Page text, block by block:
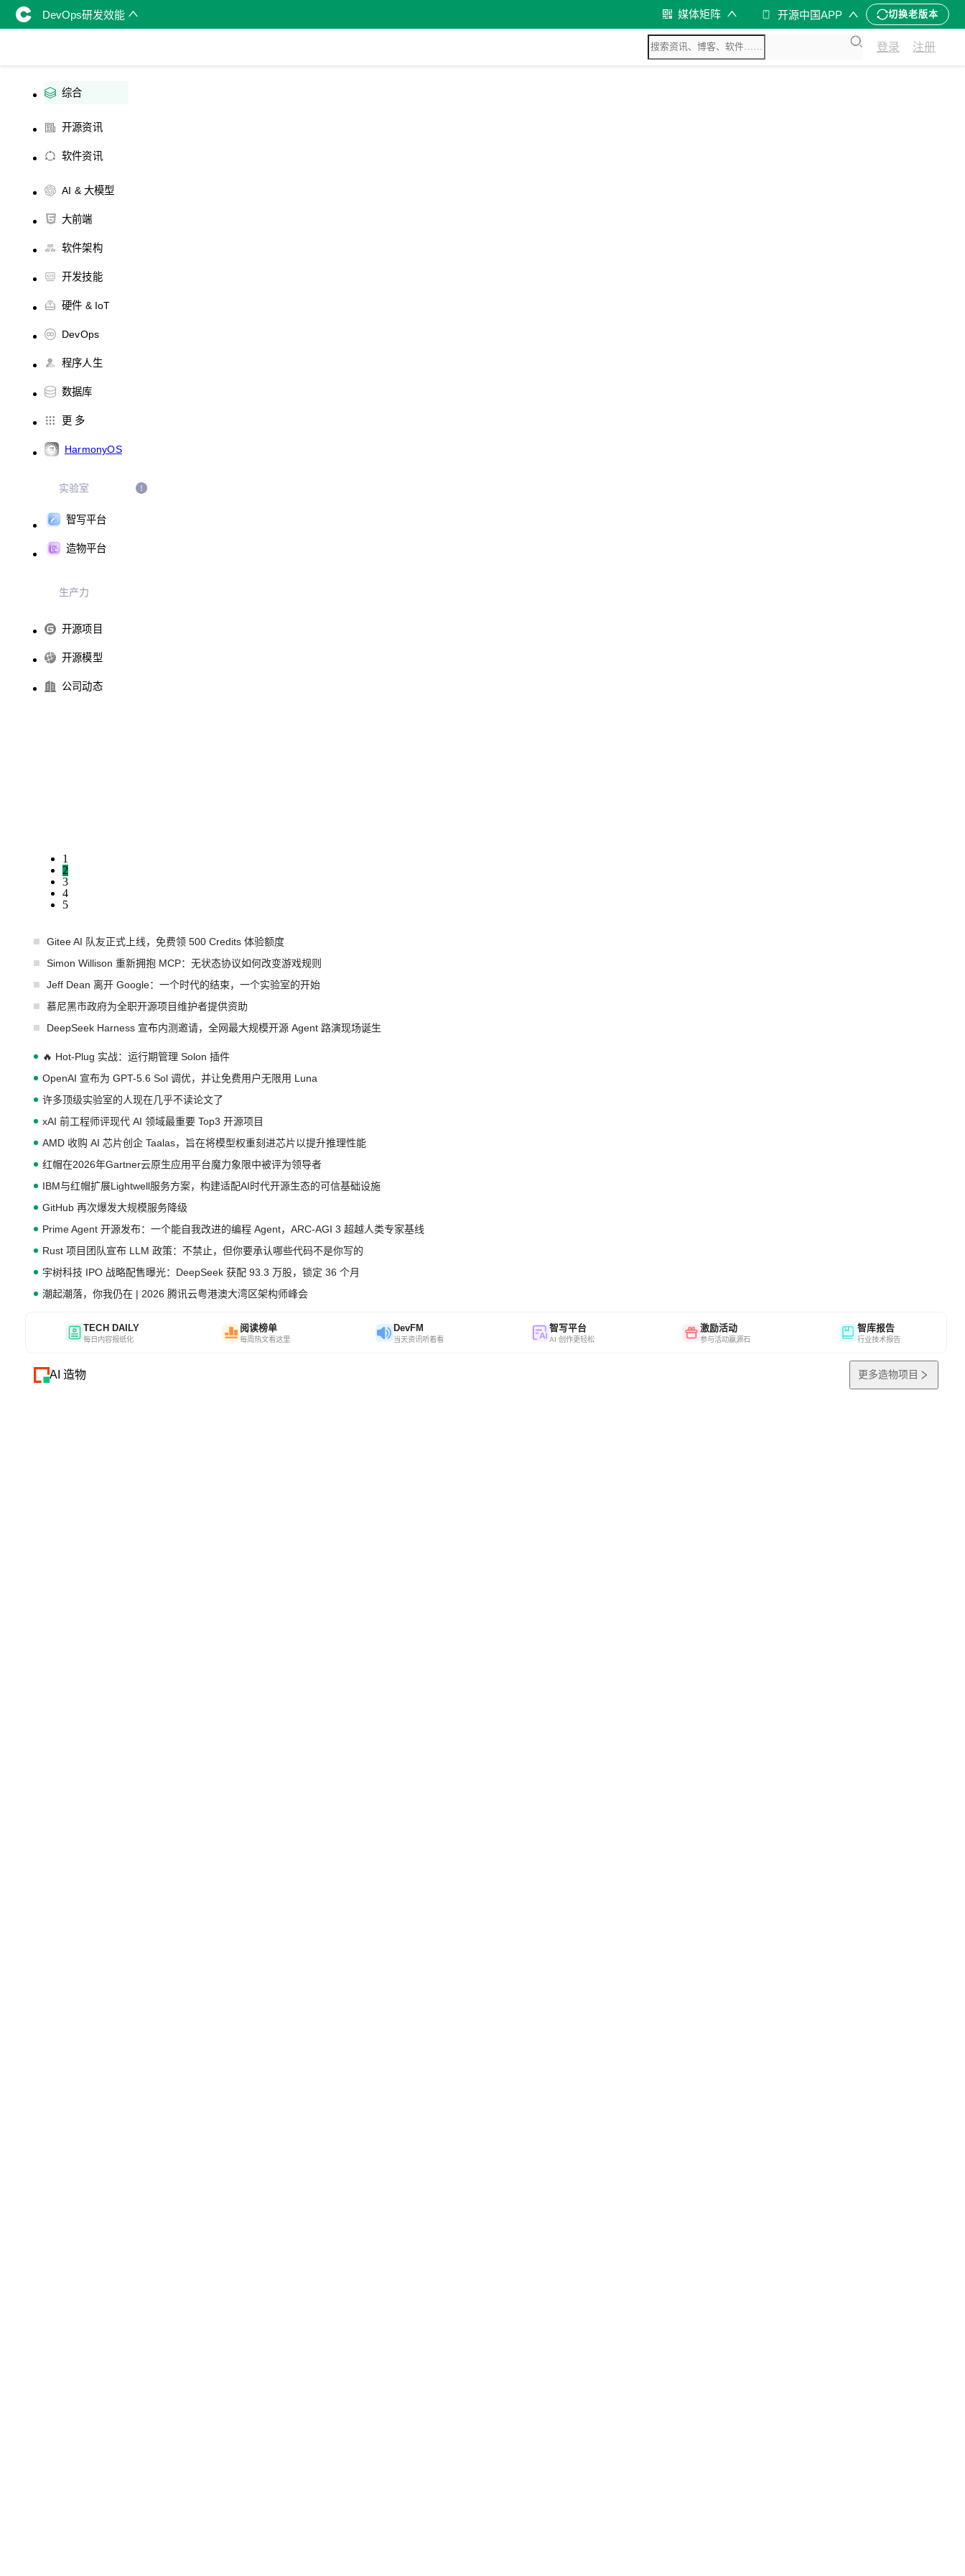
DevOps研发效能 媒体矩阵 开源中国APP 切换老版本
登录 注册
综合
开源资讯
软件资讯
AI & 大模型
大前端
软件架构
开发技能
硬件 & IoT
DevOps
程序人生
数据库
更 多
HarmonyOS
实验室
智写平台
造物平台
生产力
开源项目
开源模型
公司动态
1
2
3
4
5
Gitee AI 队友正式上线，免费领 500 Credits 体验额度
Simon Willison 重新拥抱 MCP：无状态协议如何改变游戏规则
Jeff Dean 离开 Google：一个时代的结束，一个实验室的开始
慕尼黑市政府为全职开源项目维护者提供资助
DeepSeek Harness 宣布内测邀请，全网最大规模开源 Agent 路演现场诞生
🔥 Hot-Plug 实战：运行期管理 Solon 插件
OpenAI 宣布为 GPT-5.6 Sol 调优，并让免费用户无限用 Luna
许多顶级实验室的人现在几乎不读论文了
xAI 前工程师评现代 AI 领域最重要 Top3 开源项目
AMD 收购 AI 芯片创企 Taalas，旨在将模型权重刻进芯片以提升推理性能
红帽在2026年Gartner云原生应用平台魔力象限中被评为领导者
IBM与红帽扩展Lightwell服务方案，构建适配AI时代开源生态的可信基础设施
GitHub 再次爆发大规模服务降级
Prime Agent 开源发布：一个能自我改进的编程 Agent，ARC-AGI 3 超越人类专家基线
Rust 项目团队宣布 LLM 政策：不禁止，但你要承认哪些代码不是你写的
宇树科技 IPO 战略配售曝光：DeepSeek 获配 93.3 万股，锁定 36 个月
潮起潮落，你我仍在 | 2026 腾讯云粤港澳大湾区架构师峰会
TECH DAILY
每日内容报纸化
阅读榜单
每周热文看这里
DevFM
当天资讯听着看
智写平台
AI 创作更轻松
激励活动
参与活动赢源石
智库报告
行业技术报告
AI 造物 更多造物项目